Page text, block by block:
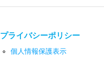
プライバシーポリシー
個人情報保護表示